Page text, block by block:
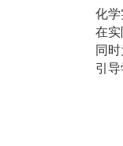
化
在
同
引